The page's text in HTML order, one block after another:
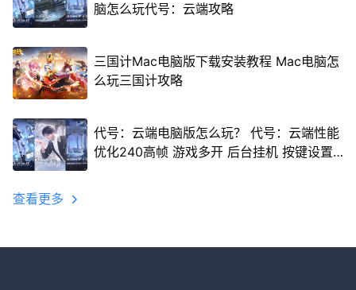
脑怎么玩代号：云端攻略
三国计Mac电脑版下载安装教程 Mac电脑怎
么玩三国计攻略
代号：云端电脑版怎么玩？ 代号：云端性能
优化240高帧 游戏多开 后台挂机 按键设置
查看更多